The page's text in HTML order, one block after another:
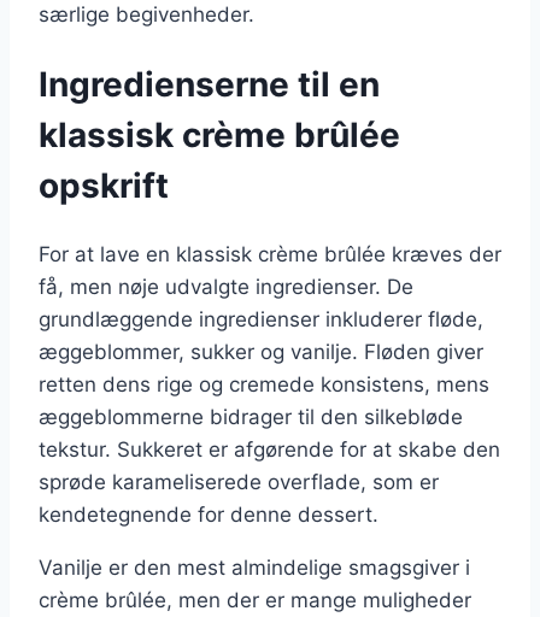
særlige begivenheder.
Ingredienserne til en
klassisk crème brûlée
opskrift
For at lave en klassisk crème brûlée kræves der
få, men nøje udvalgte ingredienser. De
grundlæggende ingredienser inkluderer fløde,
æggeblommer, sukker og vanilje. Fløden giver
retten dens rige og cremede konsistens, mens
æggeblommerne bidrager til den silkebløde
tekstur. Sukkeret er afgørende for at skabe den
sprøde karameliserede overflade, som er
kendetegnende for denne dessert.
Vanilje er den mest almindelige smagsgiver i
crème brûlée, men der er mange muligheder